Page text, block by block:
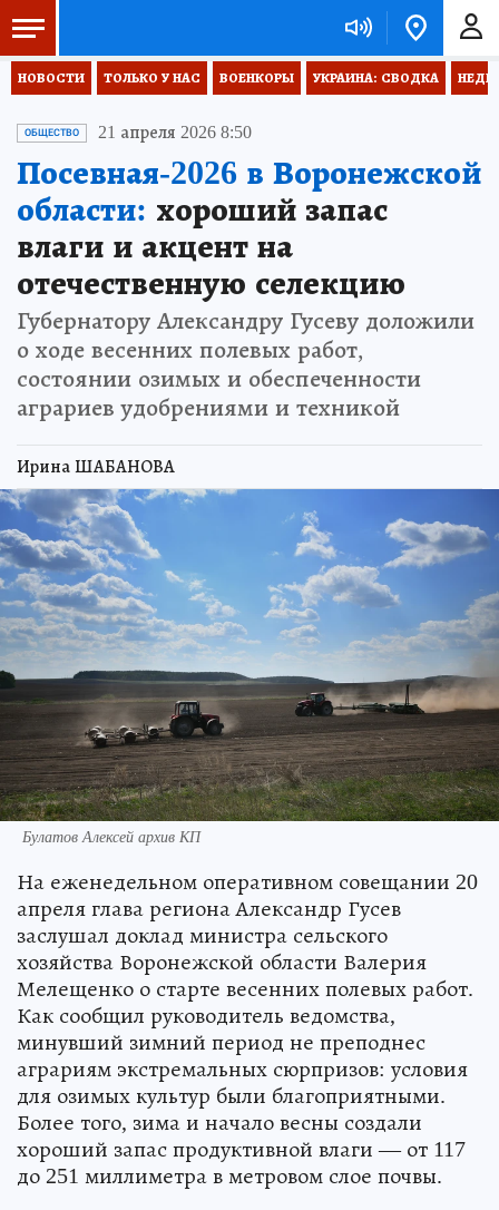
НОВОСТИ ТОЛЬКО У НАС ВОЕНКОРЫ УКРАИНА: СВОДКА
ОБЩЕСТВО 21 апреля 2026 8:50
Посевная-2026 в Воронежской
области: хороший запас
влаги и акцент на
отечественную селекцию
Губернатору Александру Гусеву доложили
о ходе весенних полевых работ,
состоянии озимых и обеспеченности
аграриев удобрениями и техникой
Ирина ШАБАНОВА
Булатов Алексей архив КП
На еженедельном оперативном совещании 20
апреля глава региона Александр Гусев
заслушал доклад министра сельского
хозяйства Воронежской области Валерия
Мелещенко о старте весенних полевых работ.
Как сообщил руководитель ведомства,
минувший зимний период не преподнес
аграриям экстремальных сюрпризов: условия
для озимых культур были благоприятными.
Более того, зима и начало весны создали
хороший запас продуктивной влаги — от 117
до 251 миллиметра в метровом слое почвы.